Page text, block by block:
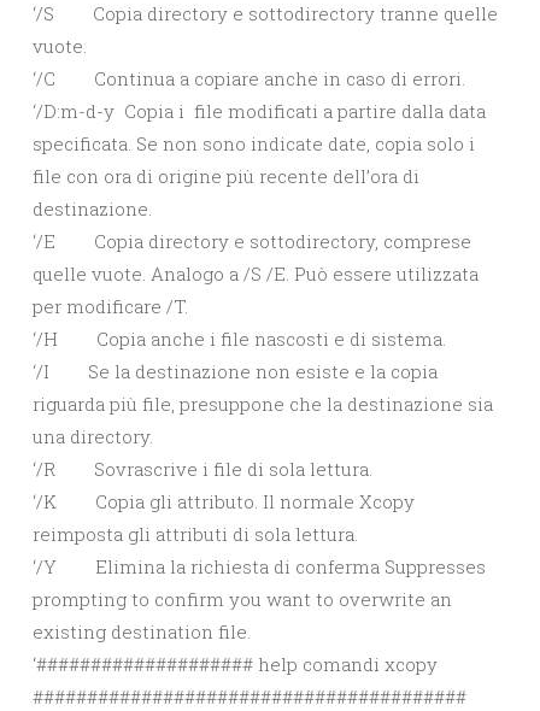
‘/S Copia directory e sottodirectory tranne quelle
vuote.
‘/C Continua a copiare anche in caso di errori.
‘/D:m-d-y Copia i file modificati a partire dalla data
specificata. Se non sono indicate date, copia solo i
file con ora di origine più recente dell’ora di
destinazione.
‘/E Copia directory e sottodirectory, comprese
quelle vuote. Analogo a /S /E. Può essere utilizzata
per modificare /T.
‘/H Copia anche i file nascosti e di sistema.
‘/I Se la destinazione non esiste e la copia
riguarda più file, presuppone che la destinazione sia
una directory.
‘/R Sovrascrive i file di sola lettura.
‘/K Copia gli attributo. Il normale Xcopy
reimposta gli attributi di sola lettura.
‘/Y Elimina la richiesta di conferma Suppresses
prompting to confirm you want to overwrite an
existing destination file.
‘#################### help comandi xcopy
########################################